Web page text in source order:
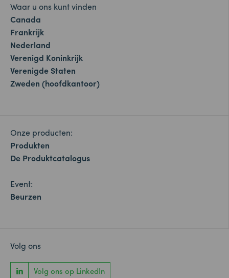
Waar u ons kunt vinden
Canada
Frankrijk
Nederland
Verenigd Koninkrijk
Verenigde Staten
Zweden (hoofdkantoor)
Onze producten:
Produkten
De Produktcatalogus
Event:
Beurzen
Volg ons
Volg ons op LinkedIn